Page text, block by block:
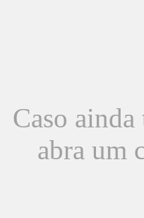
Caso
abra um